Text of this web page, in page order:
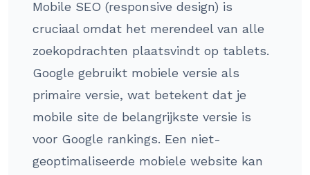
Mobile SEO (responsive design) is
cruciaal omdat het merendeel van alle
zoekopdrachten plaatsvindt op tablets.
Google gebruikt mobiele versie als
primaire versie, wat betekent dat je
mobile site de belangrijkste versie is
voor Google rankings. Een niet-
geoptimaliseerde mobiele website kan